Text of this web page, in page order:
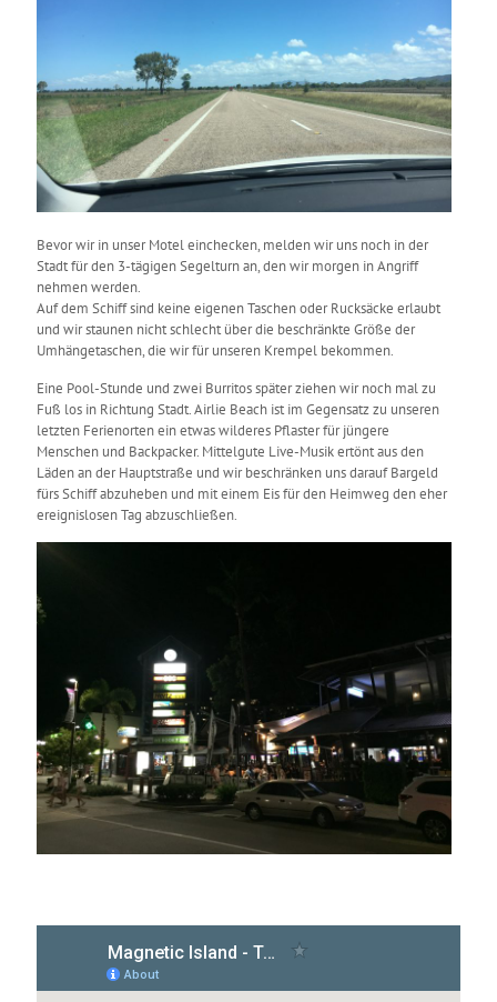
Bevor wir in unser Motel einchecken, melden wir uns noch in der
Stadt für den 3-tägigen Segelturn an, den wir morgen in Angriff
nehmen werden.
Auf dem Schiff sind keine eigenen Taschen oder Rucksäcke erlaubt
und wir staunen nicht schlecht über die beschränkte Größe der
Umhängetaschen, die wir für unseren Krempel bekommen.
Eine Pool-Stunde und zwei Burritos später ziehen wir noch mal zu
Fuß los in Richtung Stadt. Airlie Beach ist im Gegensatz zu unseren
letzten Ferienorten ein etwas wilderes Pflaster für jüngere
Menschen und Backpacker. Mittelgute Live-Musik ertönt aus den
Läden an der Hauptstraße und wir beschränken uns darauf Bargeld
fürs Schiff abzuheben und mit einem Eis für den Heimweg den eher
ereignislosen Tag abzuschließen.